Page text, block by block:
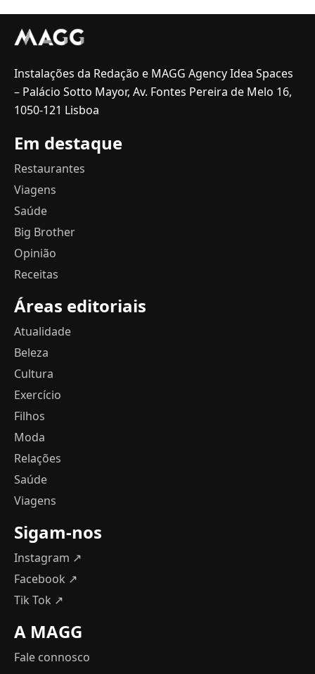
Instalações da Redação e MAGG Agency Idea Spaces
– Palácio Sotto Mayor, Av. Fontes Pereira de Melo 16,
1050-121 Lisboa
Em destaque
Restaurantes
Viagens
Saúde
Big Brother
Opinião
Receitas
Áreas editoriais
Atualidade
Beleza
Cultura
Exercício
Filhos
Moda
Relações
Saúde
Viagens
Sigam-nos
Instagram ↗
Facebook ↗
Tik Tok ↗
A MAGG
Fale connosco